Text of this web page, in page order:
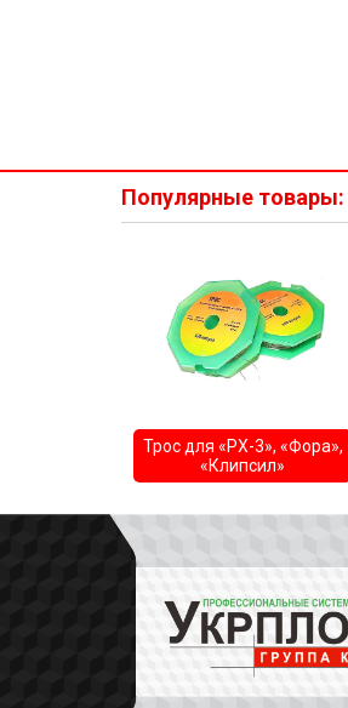
Популярные товары:
Трос для «РХ-3», «Фора»,
«Клипсил»